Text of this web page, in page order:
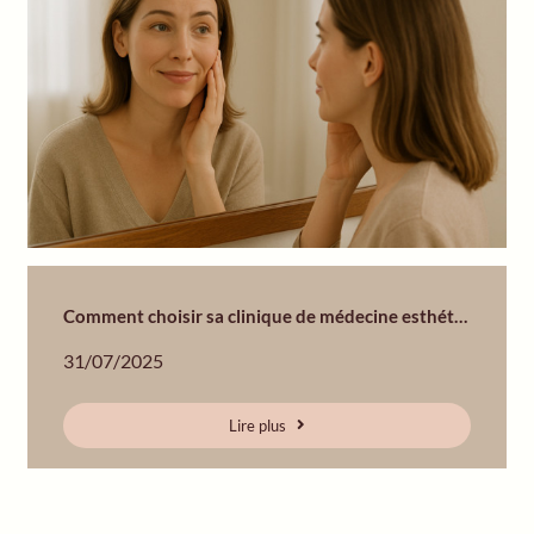
Comment choisir sa clinique de médecine esthétique en Suisse romande ?
31/07/2025
Lire plus